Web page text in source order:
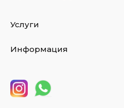
Услуги
Информация